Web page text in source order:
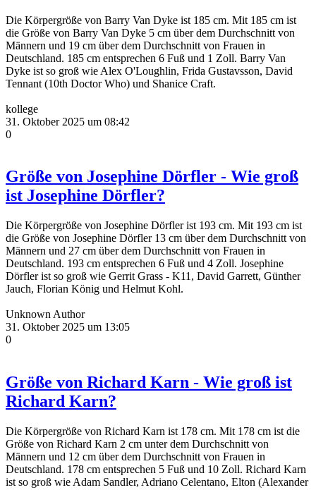
Die Körpergröße von Barry Van Dyke ist 185 cm. Mit 185 cm ist
die Größe von Barry Van Dyke 5 cm über dem Durchschnitt von
Männern und 19 cm über dem Durchschnitt von Frauen in
Deutschland. 185 cm entsprechen 6 Fuß und 1 Zoll. Barry Van
Dyke ist so groß wie Alex O'Loughlin, Frida Gustavsson, David
Tennant (10th Doctor Who) und Shanice Craft.
kollege
31. Oktober 2025 um 08:42
0
Größe von Josephine Dörfler - Wie groß
ist Josephine Dörfler?
Die Körpergröße von Josephine Dörfler ist 193 cm. Mit 193 cm ist
die Größe von Josephine Dörfler 13 cm über dem Durchschnitt von
Männern und 27 cm über dem Durchschnitt von Frauen in
Deutschland. 193 cm entsprechen 6 Fuß und 4 Zoll. Josephine
Dörfler ist so groß wie Gerrit Grass - K11, David Garrett, Günther
Jauch, Florian König und Helmut Kohl.
Unknown Author
31. Oktober 2025 um 13:05
0
Größe von Richard Karn - Wie groß ist
Richard Karn?
Die Körpergröße von Richard Karn ist 178 cm. Mit 178 cm ist die
Größe von Richard Karn 2 cm unter dem Durchschnitt von
Männern und 12 cm über dem Durchschnitt von Frauen in
Deutschland. 178 cm entsprechen 5 Fuß und 10 Zoll. Richard Karn
ist so groß wie Adam Sandler, Adriano Celentano, Elton (Alexander